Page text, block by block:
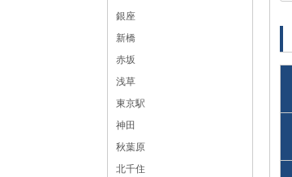
銀座
新橋
赤坂
浅草
東京駅
神田
秋葉原
北千住